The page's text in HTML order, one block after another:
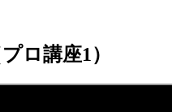
ロ講座1）